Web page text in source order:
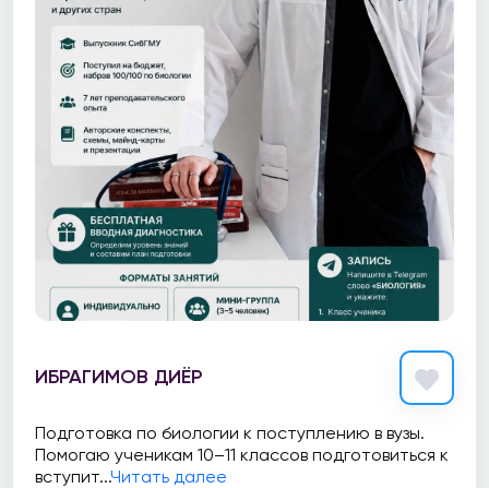
ИБРАГИМОВ ДИЁР
Подготовка по биологии к поступлению в вузы.
Помогаю ученикам 10–11 классов подготовиться к
вступит...Читать далее